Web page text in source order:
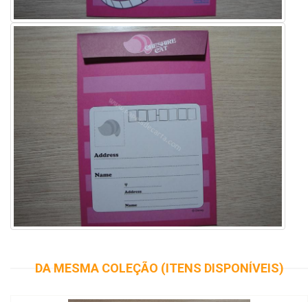
DA MESMA COLEÇÃO (ITENS DISPONÍVEIS)